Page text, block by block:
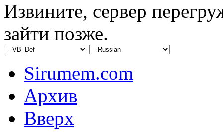
Извините, сервер
зайти позже.
Sirumem.com
Архив
Вверх